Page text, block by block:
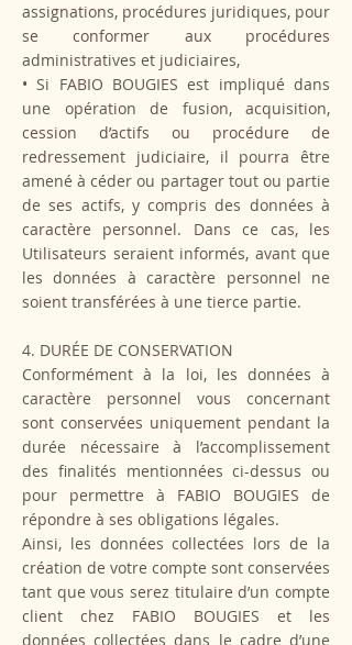
assignations, procédures juridiques, pour
se conformer aux procédures
administratives et judiciaires,
• Si FABIO BOUGIES est impliqué dans
une opération de fusion, acquisition,
cession d’actifs ou procédure de
redressement judiciaire, il pourra être
amené à céder ou partager tout ou partie
de ses actifs, y compris des données à
caractère personnel. Dans ce cas, les
Utilisateurs seraient informés, avant que
les données à caractère personnel ne
soient transférées à une tierce partie.
4. DURÉE DE CONSERVATION
Conformément à la loi, les données à
caractère personnel vous concernant
sont conservées uniquement pendant la
durée nécessaire à l’accomplissement
des finalités mentionnées ci-dessus ou
pour permettre à FABIO BOUGIES de
répondre à ses obligations légales.
Ainsi, les données collectées lors de la
création de votre compte sont conservées
tant que vous serez titulaire d’un compte
client chez FABIO BOUGIES et les
données collectées dans le cadre d’une